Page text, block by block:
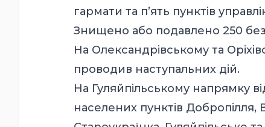
гармати та п’ять пунктів
Знищено або подавлено 250
На Олександрівському та
проводив наступальних дій.
На Гуляйпільському напрямку
населених пунктів